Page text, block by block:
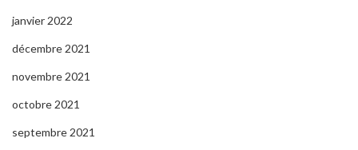
janvier 2022
décembre 2021
novembre 2021
octobre 2021
septembre 2021